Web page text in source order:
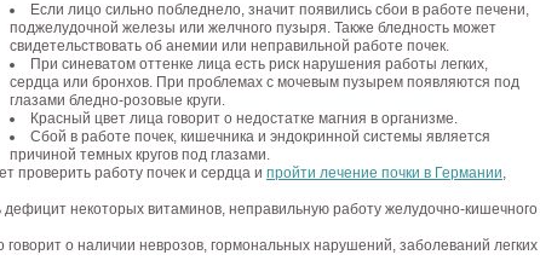
Если лицо сильно побледнело, значит появились сбои в работе печени,
поджелудочной железы или желчного пузыря. Также бледность может
свидетельствовать об анемии или неправильной работе почек.
При синеватом оттенке лица есть риск нарушения работы легких,
сердца или бронхов. При проблемах с мочевым пузырем появляются под
глазами бледно-розовые круги.
Красный цвет лица говорит о недостатке магния в организме.
Сбой в работе почек, кишечника и эндокринной системы является
причиной темных кругов под глазами.
проверить работу почек и сердца и пройти лечение почки в Германии,
некоторых витаминов, неправильную работу желудочно-кишечного
о наличии неврозов, гормональных нарушений, заболеваний легких